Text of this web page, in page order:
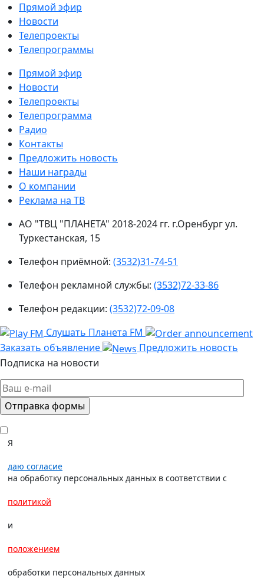
Прямой эфир
Новости
Телепроекты
Телепрограммы
Прямой эфир
Новости
Телепроекты
Телепрограмма
Радио
Контакты
Предложить новость
Наши награды
О компании
Реклама на ТВ
АО "ТВЦ "ПЛАНЕТА" 2018-2024 гг. г.Оренбург ул.
Туркестанская, 15
Телефон приёмной: (3532)31-74-51
Телефон рекламной службы: (3532)72-33-86
Телефон редакции: (3532)72-09-08
Слушать Планета FM
Заказать объявление
Предложить новость
Подписка на новости
Я
даю согласие
на обработку персональных данных в соответствии с
политикой
и
положением
обработки персональных данных